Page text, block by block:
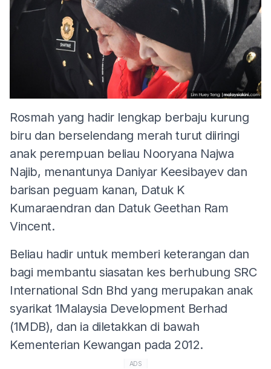
Rosmah yang hadir lengkap berbaju kurung
biru dan berselendang merah turut diiringi
anak perempuan beliau Nooryana Najwa
Najib, menantunya Daniyar Keesibayev dan
barisan peguam kanan, Datuk K
Kumaraendran dan Datuk Geethan Ram
Vincent.
Beliau hadir untuk memberi keterangan dan
bagi membantu siasatan kes berhubung SRC
International Sdn Bhd yang merupakan anak
syarikat 1Malaysia Development Berhad
(1MDB), dan ia diletakkan di bawah
Kementerian Kewangan pada 2012.
ADS